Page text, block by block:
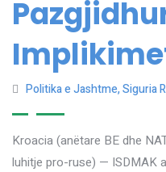
Politika e Jashtme,Siguria
Kroacia (anëtare BE dhe
luhitje pro-ruse) — ISDMAK